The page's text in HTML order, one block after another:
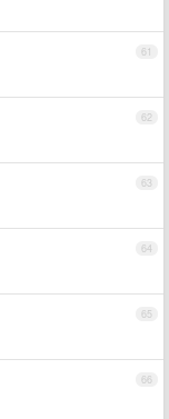
61
62
63
64
65
66